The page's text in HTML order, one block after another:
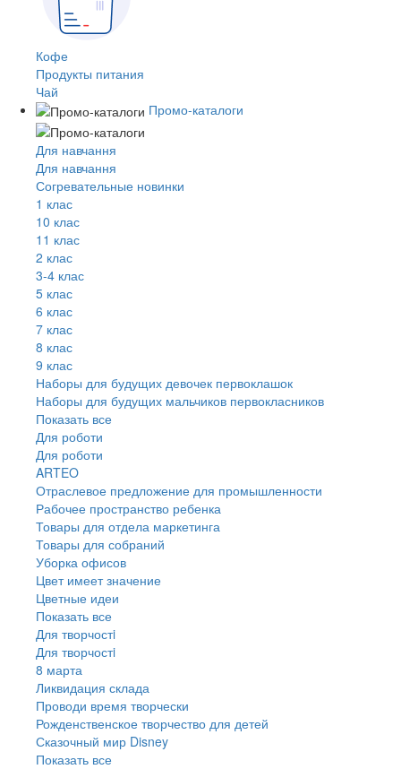
Кофе
Продукты питания
Чай
Промо-каталоги
Для навчання
Для навчання
Согревательные новинки
1 клас
10 клас
11 клас
2 клас
3-4 клас
5 клас
6 клас
7 клас
8 клас
9 клас
Наборы для будущих девочек первоклашок
Наборы для будущих мальчиков первокласников
Показать все
Для роботи
Для роботи
ARTEO
Отраслевое предложение для промышленности
Рабочее пространство ребенка
Товары для отдела маркетинга
Товары для собраний
Уборка офисов
Цвет имеет значение
Цветные идеи
Показать все
Для творчостi
Для творчостi
8 марта
Ликвидация склада
Проводи время творчески
Рожденственское творчество для детей
Сказочный мир Disney
Показать все